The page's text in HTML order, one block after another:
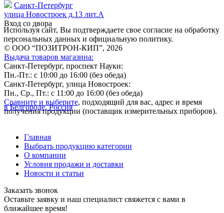
Санкт-Петербург
улица Новостроек д.13 лит.А
Вход со двора
Используя сайт, Вы подтверждаете свое согласие на обработку
персональных данных и официальную политику.
© ООО “ПОЗИТРОН-КИП”, 2026
Выдача товаров магазина:
Санкт-Петербург, проспект Науки:
Пн.-Пт.: с 10:00 до 16:00 (без обеда)
Санкт-Петербург, улица Новостроек:
Пн., Ср., Пт.: с 11:00 до 16:00 (без обеда)
Сравните и выберите, подходящий для вас, адрес и время
получения продукции (поставщик измерительных приборов).
в Белгороде, Россия
Главная
Выбрать продукцию категории
О компании
Условия продажи и доставки
Новости и статьи
Заказать звонок
Оставьте заявку и наш специалист свяжется с вами в
ближайшее время!